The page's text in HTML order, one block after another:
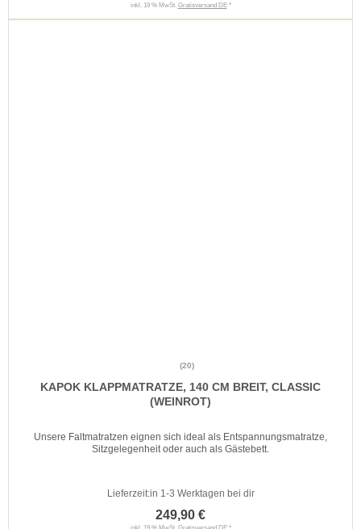
inkl. 19 % MwSt. Gratisversand DE*
(20)
KAPOK KLAPPMATRATZE, 140 CM BREIT, CLASSIC
(WEINROT)
Unsere Faltmatratzen eignen sich ideal als Entspannungsmatratze,
Sitzgelegenheit oder auch als Gästebett.
Lieferzeit:in 1-3 Werktagen bei dir
249,90 €
inkl. 19 % MwSt. Gratisversand DE*